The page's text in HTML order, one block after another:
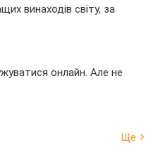
винаходів світу, за
онлайн. Але не
Ще